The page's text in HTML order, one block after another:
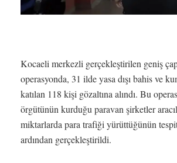
Kocaeli merkezli gerçekleştirilen geniş
operasyonda, 31 ilde yasa dışı bahis ve
katılan 118 kişi gözaltına alındı. Bu
örgütünün kurduğu paravan şirketler
miktarlarda para trafiği yürüttüğünün
ardından gerçekleştirildi.